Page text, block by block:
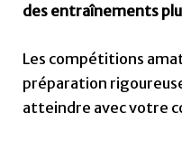
des entraînements
Les compétitions
préparation
atteindre avec votre